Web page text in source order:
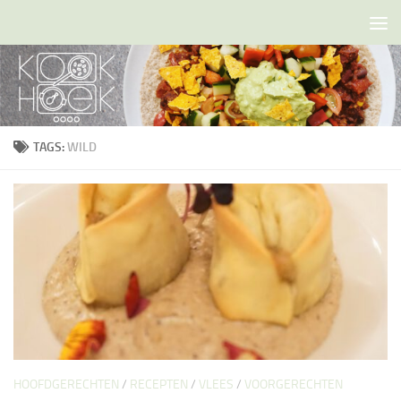
TAGS:WILD
HOOFDGERECHTEN / RECEPTEN / VLEES / VOORGERECHTEN